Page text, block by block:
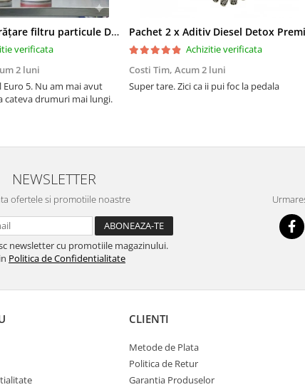
Pachet Kross curățare filtru particule DPF și etanșare ulei 250 ml + 250 ml
verificata
2 luni
Euro 5. Nu am mai avut
cateva drumuri mai lungi.
Achizitie verificata
Costi Tim, Acum 2 luni
Super tare. Zici ca ii pui foc la pedala
NEWSLETTER
ofertele si promotiile noastre
newsletter cu promotiile magazinului.
Politica de Confidentialitate
CLIENTI
Metode de Plata
Politica de Retur
Garantia Produselor